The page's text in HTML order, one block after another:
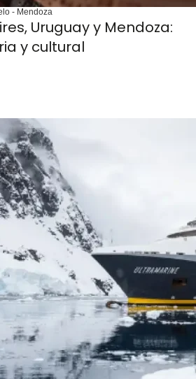
- Mendoza
Uruguay y Mendoza:
y cultural